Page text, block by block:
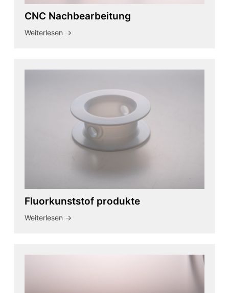
CNC Nachbearbeitung
Weiterlesen ->
Fluorkunststof produkte
Weiterlesen ->